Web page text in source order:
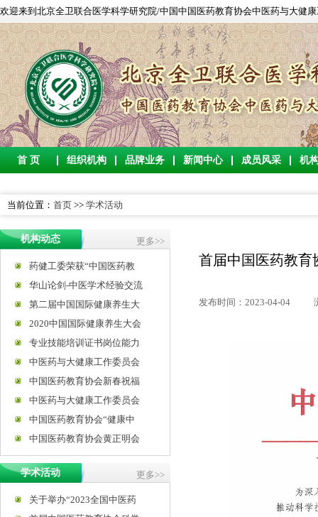
欢迎来到北京全卫联合医学科学研究院/中国中国医药教育协会中医药与大健
首 页 组织机构 品牌业务 新闻中心 成员风采 机
当前位置： 首页 >> 学术活动
首届中国医药教育
发布时间：2023-04-04
机构动态 更多>>
药健工委荣获“中国医药教
华山论剑-中医学术经验交流
第二届中国国际健康养生大
2020中国国际健康养生大会
专业技能培训证书岗位能力
中医药与大健康工作委员会
中国医药教育协会新春祝福
中医药与大健康工作委员会
中国医药教育协会“健康中
中国医药教育协会黄正明会
学术活动 更多>>
关于举办“2023全国中医药